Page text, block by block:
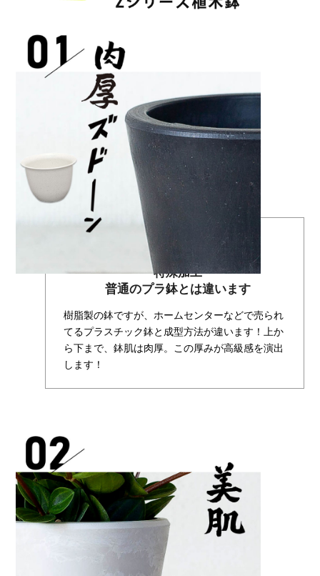
特殊加工
普通のプラ鉢とは違います
樹脂製の鉢ですが、ホームセンターなどで売られ
てるプラスチック鉢と成型方法が違います！上か
ら下まで、鉢肌は肉厚。この厚みが高級感を演出
します！